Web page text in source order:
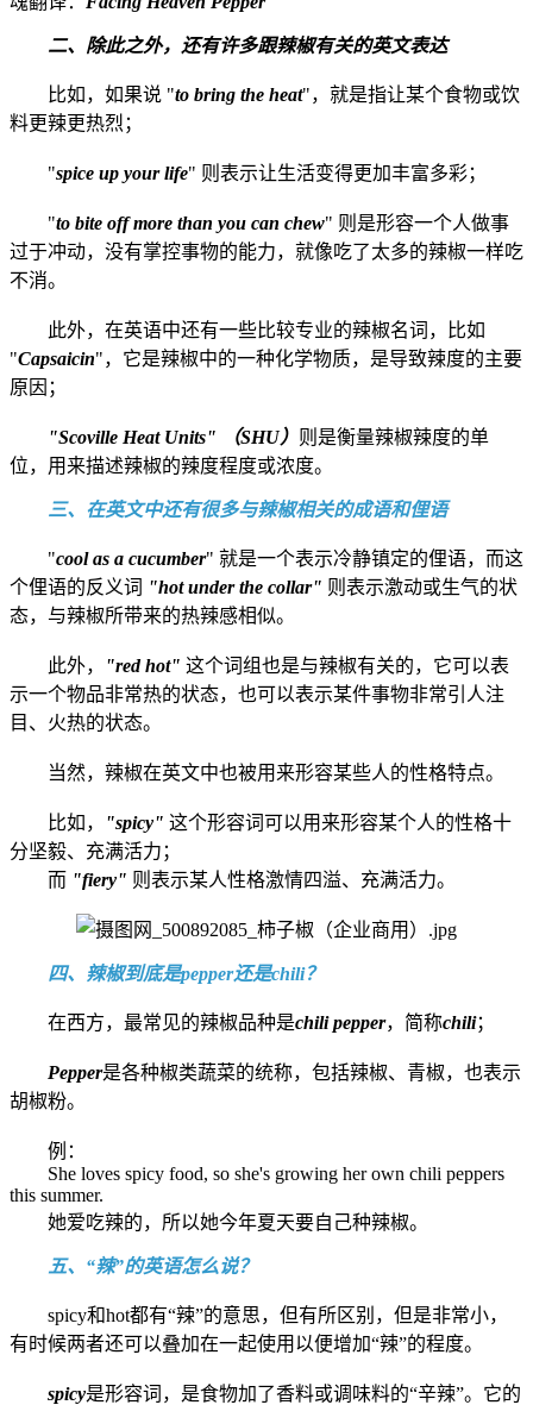
二、除此之外，还有许多跟辣椒有关的英文表达
比如，如果说 "to bring the heat"，就是指让某个食物或饮
料更辣更热烈；
"spice up your life" 则表示让生活变得更加丰富多彩；
"to bite off more than you can chew" 则是形容一个人做事
过于冲动，没有掌控事物的能力，就像吃了太多的辣椒一样吃
不消。
此外，在英语中还有一些比较专业的辣椒名词，比如
"Capsaicin"，它是辣椒中的一种化学物质，是导致辣度的主要
原因；
"Scoville Heat Units" （SHU） 则是衡量辣椒辣度的单
位，用来描述辣椒的辣度程度或浓度。
三、在英文中还有很多与辣椒相关的成语和俚语
"cool as a cucumber" 就是一个表示冷静镇定的俚语，而这
个俚语的反义词 "hot under the collar" 则表示激动或生气的状
态，与辣椒所带来的热辣感相似。
此外， "red hot" 这个词组也是与辣椒有关的，它可以表
示一个物品非常热的状态，也可以表示某件事物非常引人注
目、火热的状态。
当然，辣椒在英文中也被用来形容某些人的性格特点。
比如， "spicy" 这个形容词可以用来形容某个人的性格十
分坚毅、充满活力；
而 "fiery" 则表示某人性格激情四溢、充满活力。
四、辣椒到底是pepper还是chili？
在西方，最常见的辣椒品种是chili pepper，简称chili；
Pepper是各种椒类蔬菜的统称，包括辣椒、青椒，也表示
胡椒粉。
例：
She loves spicy food, so she's growing her own chili peppers
this summer.
她爱吃辣的，所以她今年夏天要自己种辣椒。
五、“辣”的英语怎么说？
spicy和hot都有“辣”的意思，但有所区别，但是非常小，
有时候两者还可以叠加在一起使用以便增加“辣”的程度。
spicy是形容词，是食物加了香料或调味料的“辛辣”。它的